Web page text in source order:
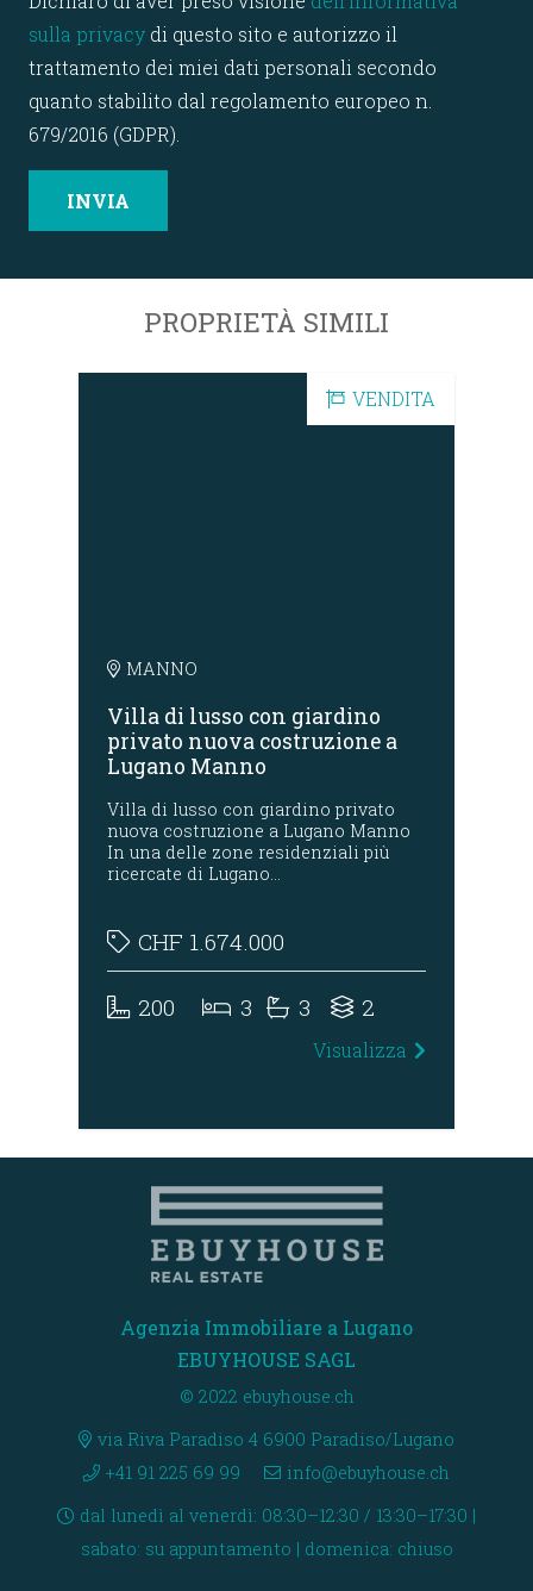
sulla privacy di questo sito e autorizzo il
trattamento dei miei dati personali secondo
quanto stabilito dal regolamento europeo n.
679/2016 (GDPR).
PROPRIETÀ SIMILI
VENDITA
MANNO
Villa di lusso con giardino
privato nuova costruzione a
Lugano Manno
Villa di lusso con giardino privato
nuova costruzione a Lugano Manno
In una delle zone residenziali più
ricercate di Lugano…
CHF 1.674.000
200 3 3 2
Visualizza
Agenzia Immobiliare a Lugano
EBUYHOUSE SAGL
© 2022 ebuyhouse.ch
via Riva Paradiso 4 6900 Paradiso/Lugano
+41 91 225 69 99
info@ebuyhouse.ch
dal lunedì al venerdì: 08:30–12:30 / 13:30–17:30 |
sabato: su appuntamento | domenica: chiuso